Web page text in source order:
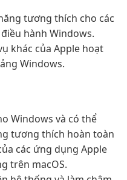
tương thích cho các
hành Windows.
khác của Apple hoạt
Windows.
Windows và có thể
tương thích hoàn toàn
các ứng dụng Apple
trên macOS.